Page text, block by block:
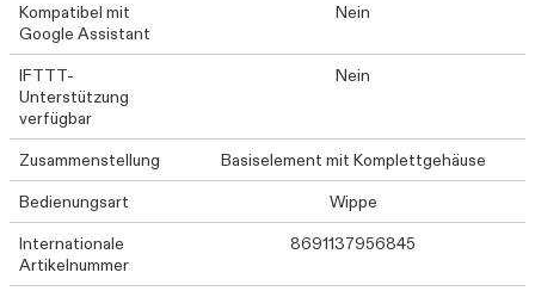
Kompatibel mit
Google Assistant
Nein
IFTTT-
Unterstützung
verfügbar
Nein
Zusammenstellung
Basiselement mit Komplettgehäuse
Bedienungsart
Wippe
Internationale
Artikelnummer
8691137956845